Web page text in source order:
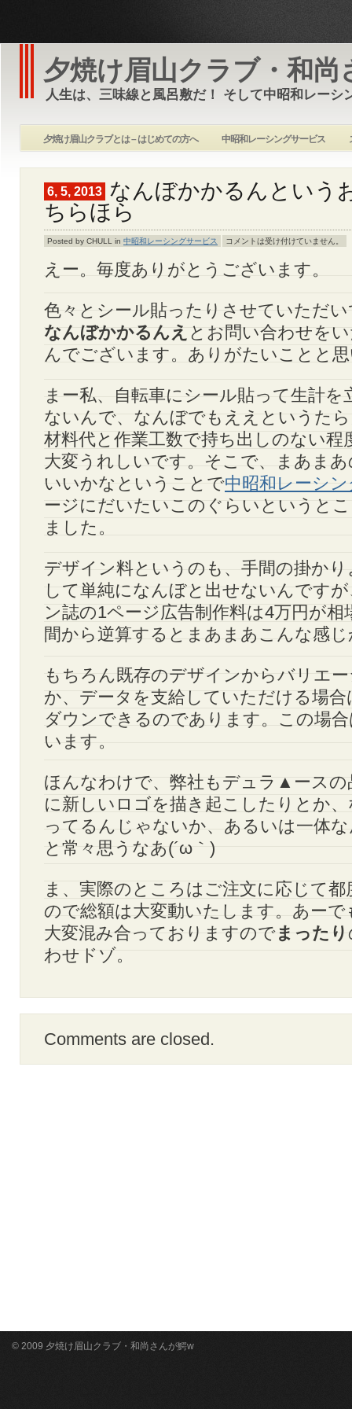
夕焼け眉山クラブ・和尚
人生は、三味線と風呂敷だ！ そして中昭和レーシ
夕焼け眉山クラブとは – はじめての方へ 中昭和レーシングサービス
6, 5, 2013 なんぼかかるんという
ちらほら
Posted by CHULL in 中昭和レーシングサービス コメントは受け付けていません。
えー。毎度ありがとうございます。
色々とシール貼ったりさせていただ
なんぼかかるんえ とお問い合わせを
んでございます。ありがたいことと
まー私、自転車にシール貼って生計
ないんで、なんぼでもええというた
材料代と作業工数で持ち出しのない
大変うれしいです。そこで、まあま
いいかなということで中昭和レーシ
ージにだいたいこのぐらいというと
ました。
デザイン料というのも、手間の掛か
して単純になんぼと出せないんです
ン誌の1ページ広告制作料は4万円が
間から逆算するとまあまあこんな感
もちろん既存のデザインからバリエ
か、データを支給していただける場
ダウンできるのであります。この場
います。
ほんなわけで、弊社もデュラ▲ースの
に新しいロゴを描き起こしたりとか
ってるんじゃないか、あるいは一体
と常々思うなあ(´ω｀)
ま、実際のところはご注文に応じて
ので総額は大変動いたします。あー
大変混み合っておりますのでまったり
わせドゾ。
Comments are closed.
© 2009 夕焼け眉山クラブ・和尚さんが鰐w